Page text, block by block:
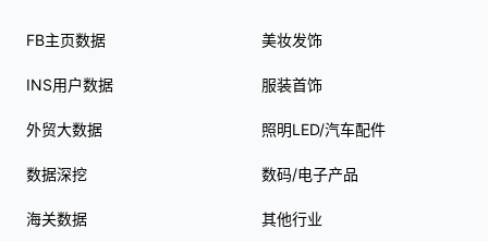
FB主页数据
INS用户数据
外贸大数据
数据深挖
海关数据
美妆发饰
服装首饰
照明LED/汽车配件
数码/电子产品
其他行业